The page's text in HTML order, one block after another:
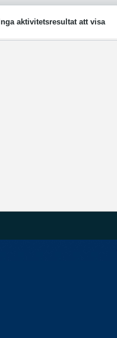
Inga aktivitetsresultat att visa